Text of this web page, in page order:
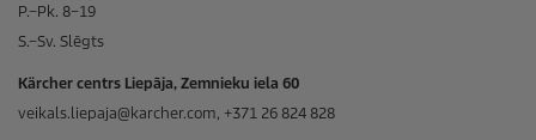
P.–Pk. 8–19
S.–Sv. Slēgts
Kärcher centrs Liepāja, Zemnieku iela 60
veikals.liepaja@karcher.com, +371 26 824 828